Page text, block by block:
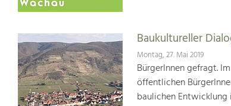
Baukultureller
Montag, 27. Mai 2019
BürgerInnen gefragt.
öffentlichen
baulichen